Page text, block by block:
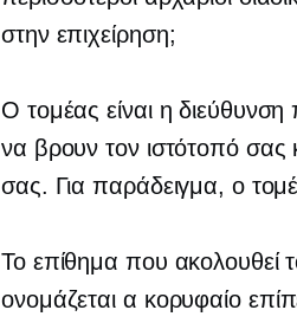
στην επιχείρηση;
Ο τομέας είναι η
να βρουν τον ιστότοπό σας
σας. Για παράδειγμα, ο
Το επίθημα που ακολουθεί
ονομάζεται α κορυφαίο